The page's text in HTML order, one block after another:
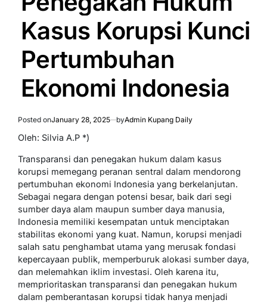
Kasus Korupsi Kunci
Pertumbuhan
Ekonomi Indonesia
Posted onJanuary 28, 2025 byAdmin Kupang Daily
Oleh: Silvia A.P *)
Transparansi dan penegakan hukum dalam kasus
korupsi memegang peranan sentral dalam mendorong
pertumbuhan ekonomi Indonesia yang berkelanjutan.
Sebagai negara dengan potensi besar, baik dari segi
sumber daya alam maupun sumber daya manusia,
Indonesia memiliki kesempatan untuk menciptakan
stabilitas ekonomi yang kuat. Namun, korupsi menjadi
salah satu penghambat utama yang merusak fondasi
kepercayaan publik, memperburuk alokasi sumber daya,
dan melemahkan iklim investasi. Oleh karena itu,
memprioritaskan transparansi dan penegakan hukum
dalam pemberantasan korupsi tidak hanya menjadi